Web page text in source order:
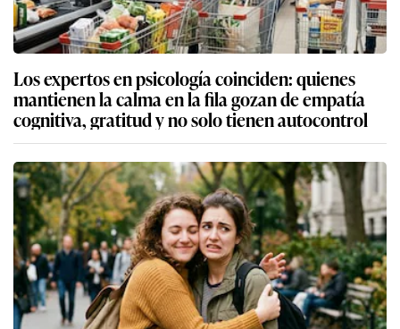
Los expertos en psicología coinciden: quienes
mantienen la calma en la fila gozan de empatía
cognitiva, gratitud y no solo tienen autocontrol